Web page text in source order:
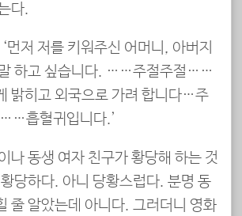
다.
먼저 저를 키워주신 어머니, 아버지
말 하고 싶습니다. ……주절주절……
밝히고 외국으로 가려 합니다…주
흡혈귀입니다.’
나 동생 여자 친구가 황당해 하는 것
당하다. 아니 당황스럽다. 분명 동
줄 알았는데 아니다. 그러더니 영화